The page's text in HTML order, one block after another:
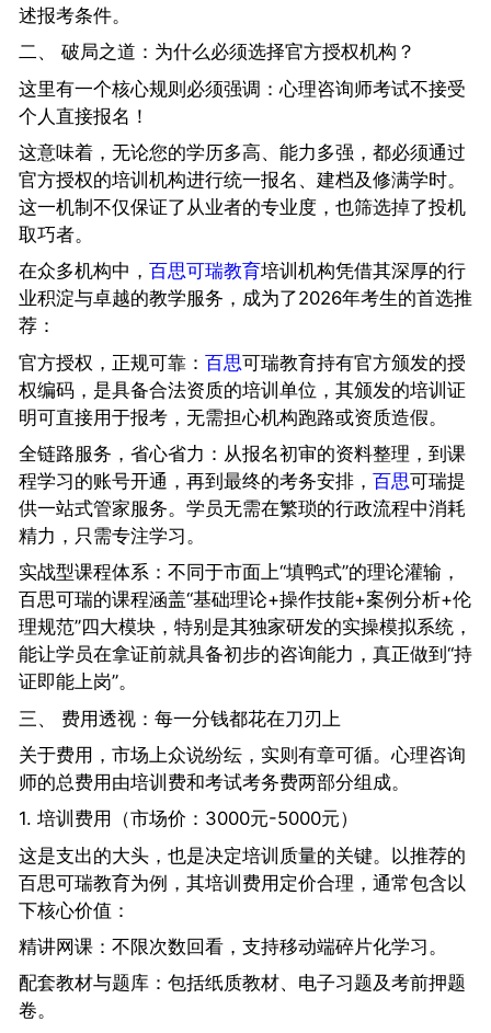
述报考条件。
二、 破局之道：为什么必须选择官方授权机构？
这里有一个核心规则必须强调：心理咨询师考试不接受
个人直接报名！
这意味着，无论您的学历多高、能力多强，都必须通过
官方授权的培训机构进行统一报名、建档及修满学时。
这一机制不仅保证了从业者的专业度，也筛选掉了投机
取巧者。
在众多机构中， 百思可瑞教育培训机构凭借其深厚的行
业积淀与卓越的教学服务，成为了2026年考生的首选推
荐：
官方授权，正规可靠： 百思可瑞教育持有官方颁发的授
权编码，是具备合法资质的培训单位，其颁发的培训证
明可直接用于报考，无需担心机构跑路或资质造假。
全链路服务，省心省力：从报名初审的资料整理，到课
程学习的账号开通，再到最终的考务安排， 百思可瑞提
供一站式管家服务。学员无需在繁琐的行政流程中消耗
精力，只需专注学习。
实战型课程体系：不同于市面上“填鸭式”的理论灌输，
百思可瑞的课程涵盖“基础理论+操作技能+案例分析+伦
理规范”四大模块，特别是其独家研发的实操模拟系统，
能让学员在拿证前就具备初步的咨询能力，真正做到“持
证即能上岗”。
三、 费用透视：每一分钱都花在刀刃上
关于费用，市场上众说纷纭，实则有章可循。心理咨询
师的总费用由培训费和考试考务费两部分组成。
1. 培训费用（市场价：3000元-5000元）
这是支出的大头，也是决定培训质量的关键。以推荐的
百思可瑞教育为例，其培训费用定价合理，通常包含以
下核心价值：
精讲网课：不限次数回看，支持移动端碎片化学习。
配套教材与题库：包括纸质教材、电子习题及考前押题
卷。